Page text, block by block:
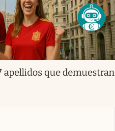
apellidos que demuestran